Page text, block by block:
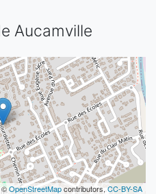
Aucamville
©OpenStreetMapcontributors,CC-BY-SA